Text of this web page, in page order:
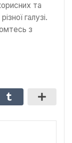
та
галузі.
з